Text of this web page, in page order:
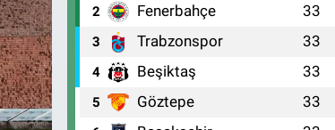
2 Fenerbahçe 33
3 Trabzonspor 33
4 Beşiktaş 33
5 Göztepe 33